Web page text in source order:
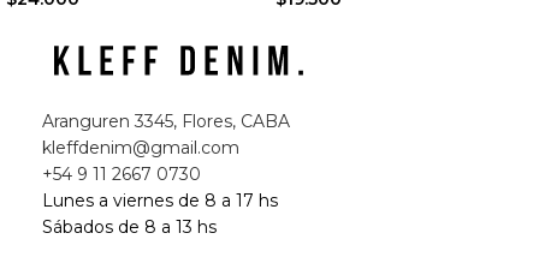
Aranguren 3345, Flores, CABA
kleffdenim@gmail.com
+54 9 11 2667 0730
Lunes a viernes de 8 a 17 hs
Sábados de 8 a 13 hs